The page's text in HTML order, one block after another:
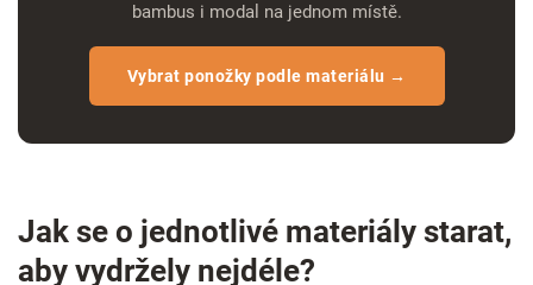
bambus i modal na jednom místě.
Vybrat ponožky podle materiálu →
Jak se o jednotlivé materiály starat,
aby vydržely nejdéle?